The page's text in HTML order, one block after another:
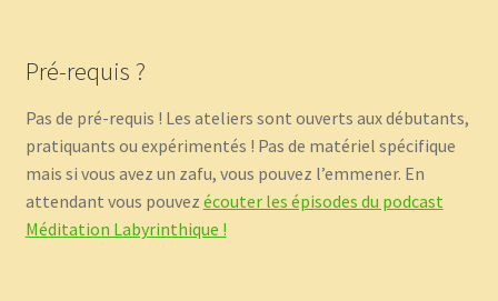
Pré-requis ?
Pas de pré-requis ! Les ateliers sont ouverts aux débutants,
pratiquants ou expérimentés ! Pas de matériel spécifique
mais si vous avez un zafu, vous pouvez l’emmener. En
attendant vous pouvez écouter les épisodes du podcast
Méditation Labyrinthique !